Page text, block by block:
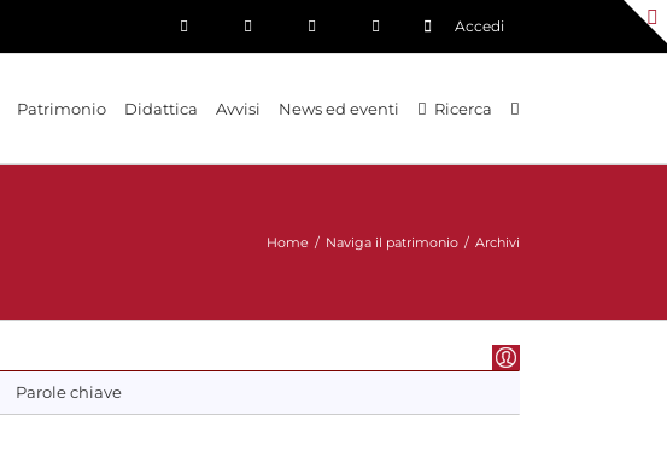
Accedi
Patrimonio Didattica Avvisi News ed eventi Ricerca
Home / Naviga il patrimonio / Archivi
Parole chiave